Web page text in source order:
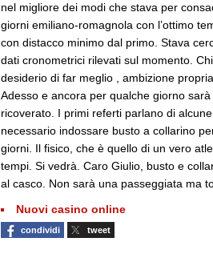
nel migliore dei modi che stava per
giorni emiliano-romagnola con l’ottimo
con distacco minimo dal primo. Stava
dati cronometrici rilevati sul momento.
desiderio di far meglio , ambizione
Adesso e ancora per qualche giorno
ricoverato. I primi referti parlano di
necessario indossare busto a collarino
giorni. Il fisico, che è quello di un vero
tempi. Si vedrà. Caro Giulio, busto e
al casco. Non sarà una passeggiata ma
Nuovi casino online
condividi tweet